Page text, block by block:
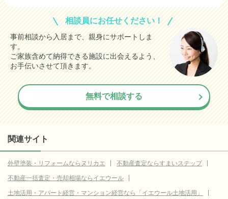
相談員にお任せください！
事前相談から入居まで、親身にサポートしま
す。
ご家族含めて納得できる施設に出会えるよう、
お手伝いさせて頂きます。
無料で相談する
関連サイト
外壁塗装・リフォームならヌリカエ
不動産査定ならすまいステップ
不動産一括査定・売却相場ならイエウール
土地活用・アパート経営・マンション経営なら「イエウール土地活用」